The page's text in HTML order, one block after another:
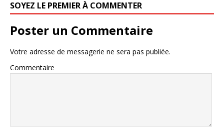
SOYEZ LE PREMIER À COMMENTER
Poster un Commentaire
Votre adresse de messagerie ne sera pas publiée.
Commentaire